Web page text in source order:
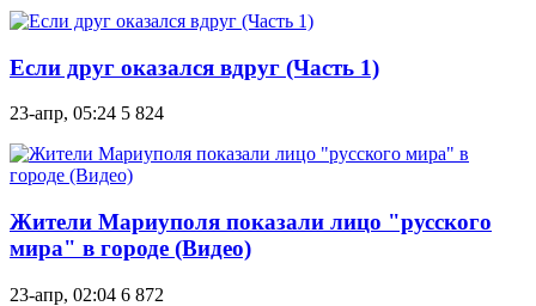
Если друг оказался вдруг (Часть 1)
23-апр, 05:24 5 824
Жители Мариуполя показали лицо "русского
мира" в городе (Видео)
23-апр, 02:04 6 872